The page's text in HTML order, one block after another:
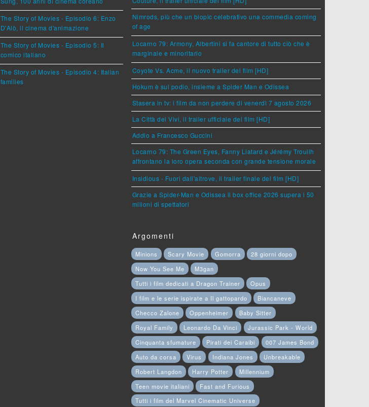
The Story of Movies - Episodio 6: Enzo
D'Alò, il cinema d'animazione
The Story of Movies - Episodio 5: Il
comico italiano
The Story of Movies - Episodio 4: Italian
families
Nimrods, più che un biopic celebrativo una commedia coming
of age
Locarno 79: Armony, Albertini si fa cantore di tutto ciò che è
marginale e minoritario
Coyote Vs. Acme, il nuovo trailer del film [HD]
Hokum è sul podio, insieme a Spider Man e Odissea
Stasera in tv: i film da non perdere di venerdì 7 agosto 2026
La Città dei Vivi, il trailer ufficiale del film [HD]
Addio a Francesco Guccini
Locarno 79: The Green Eyes, Fanny Liatard e Jérémy Trouilh
affrontano la loro opera seconda con grande tensione morale
Insidious - Fuori dall'altrove, il trailer finale del film [HD]
Grazie a Spider-Man e Odissea il box office 2026 supera i 50
milioni di spettatori
Argomenti
Minions Scary Movie Gomorra
28 giorni dopo
Now You See Me
M3gan
Tutti i film dedicati a Dragon Trainer
Opus
I film e le serie ispirate a Il gattopardo
Biancaneve
Checco Zalone
Oppenheimer
Baby Sitter
Royal Family
Leonardo Da Vinci
Jurassic Park - World
Cinquanta sfumature
Pirati dei Caraibi
007 James Bond
Auto da corsa
Virus Indiana Jones
Unbreakable
Robert Langdon
Harry Potter
Millennium
Teen movie italiani
Fast and Furious
Tutti i film del Marvel Cinematic Universe